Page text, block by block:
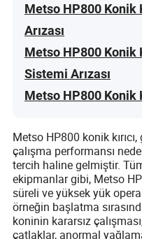
Metso HP800 Konik
Arızası
Metso HP800 Konik
Sistemi Arızası
Metso HP800 Konik
Metso HP800 konik
çalışma performansı
tercih haline gelmiştir.
ekipmanlar gibi, Metso
süreli ve yüksek yük
örneğin başlatma
koninin kararsız
çatlaklar, anormal